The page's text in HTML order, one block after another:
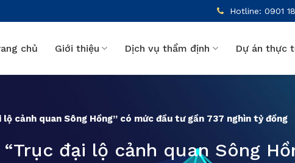
Hotline: 0901
chủ Giới thiệu Dịch vụ thẩm định Dự án thực
cảnh quan Sông Hồng” có mức đầu tư gần 737 nghìn tỷ đồng
đại lộ cảnh quan Sông